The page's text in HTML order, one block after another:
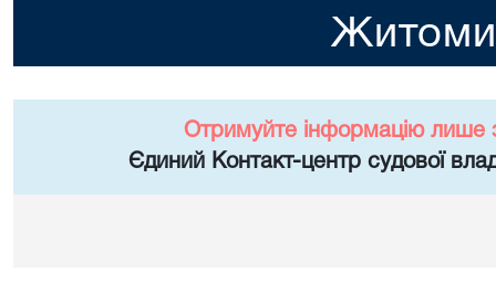
Отримуйте інформацію лише
Єдиний Контакт-центр судової